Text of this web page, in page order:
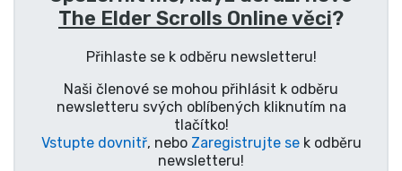
The Elder Scrolls Online věci?
Přihlaste se k odběru newsletteru!
Naši členové se mohou přihlásit k odběru
newsletteru svých oblíbených kliknutím na
tlačítko!
Vstupte dovnitř, nebo Zaregistrujte sek odběru
newsletteru!
Úžasné věci
Anime věci